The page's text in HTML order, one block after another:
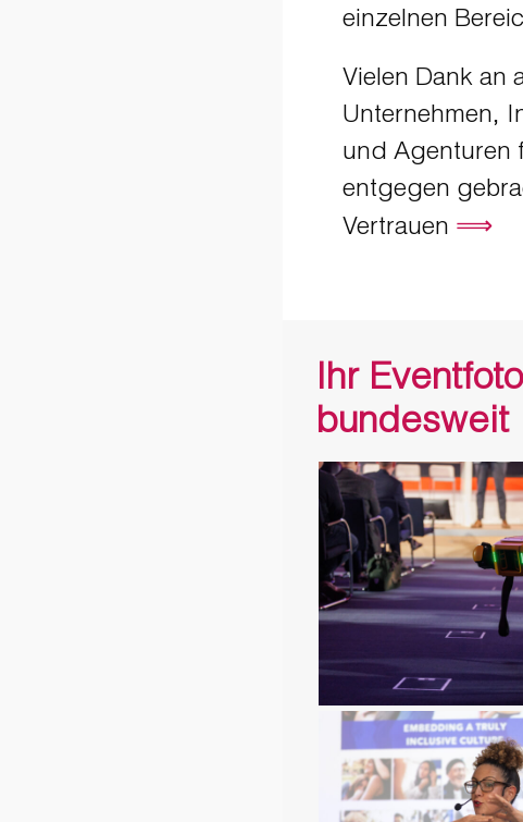
einzelnen
Vielen Dank an
Unternehmen,
und Agenturen
entgegen
Vertrauen ⟹
Ihr
bundesweit